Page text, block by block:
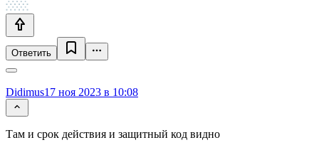
Ответить
Didimus17 ноя 2023 в 10:08
Там и срок действия и защитный код видно